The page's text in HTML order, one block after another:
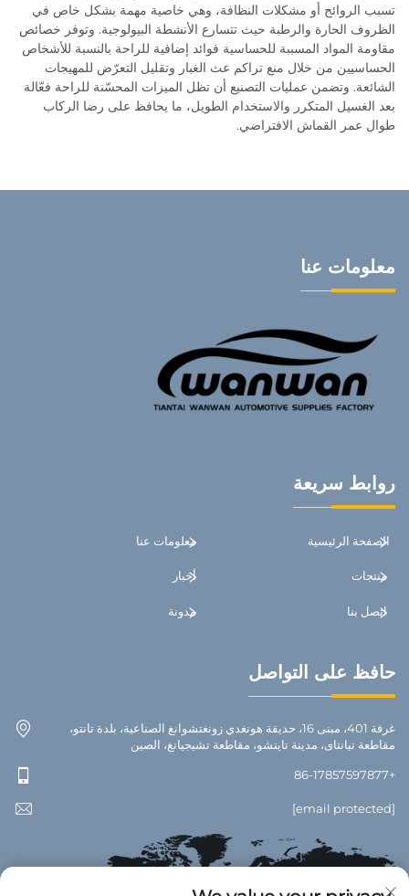
تسبب الروائح أو مشكلات النظافة، وهي خاصية مهمة بشكل خاص في
الظروف الحارة والرطبة حيث تتسارع الأنشطة البيولوجية. وتوفر خصائص
مقاومة المواد المسببة للحساسية فوائد إضافية للراحة بالنسبة للأشخاص
الحساسيين من خلال منع تراكم عث الغبار وتقليل التعرّض للمهيجات
الشائعة. وتضمن عمليات التصنيع أن تظل الميزات المحسّنة للراحة فعّالة
بعد الغسيل المتكرر والاستخدام الطويل، ما يحافظ على رضا الركاب
طوال عمر القماش الافتراضي.
معلومات عنا
روابط سريعة
الصفحة الرئيسية معلومات عنا
منتجات أخبار
اتصل بنا مدونة
حافظ على التواصل
غرفة 401، مبنى 16، حديقة هونغدي زونغتشوانغ الصناعية، بلدة تانتو،
مقاطعة تيانتاى، مدينة تايتشو، مقاطعة تشيجيانغ، الصين
+86-17857597877
[email protected]